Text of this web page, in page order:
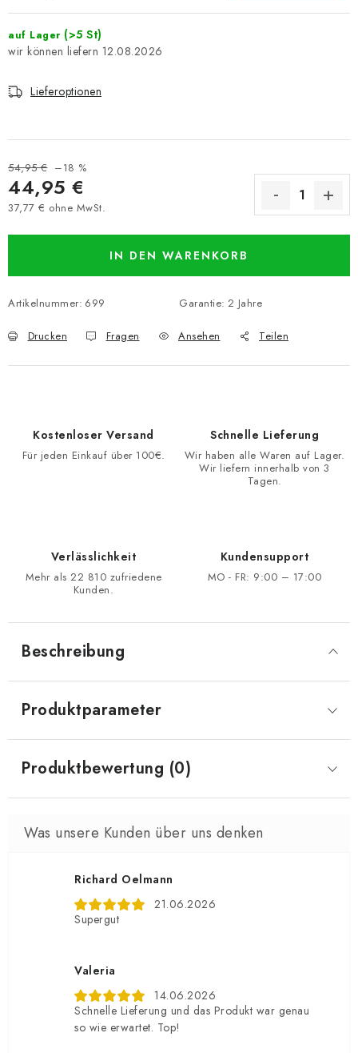
auf Lager (>5 St)
12.08.2026
Lieferoptionen
54,95 € –18 %
44,95 €
37,77 € ohne MwSt.
IN DEN WARENKORB
Artikelnummer: 699 Garantie: 2 Jahre
Drucken Fragen Ansehen Teilen
Kostenloser Versand
Für jeden Einkauf über 100€.
Schnelle Lieferung
Wir haben alle Waren auf Lager.
Wir liefern innerhalb von 3
Tagen.
Verlässlichkeit
Mehr als 22 810 zufriedene
Kunden.
Kundensupport
MO - FR: 9:00 – 17:00
Beschreibung
Produktparameter
Produktbewertung (0)
Richard Oelmann
21.06.2026
Supergut
Valeria
14.06.2026
Schnelle Lieferung und das Produkt war genau
so wie erwartet. Top!